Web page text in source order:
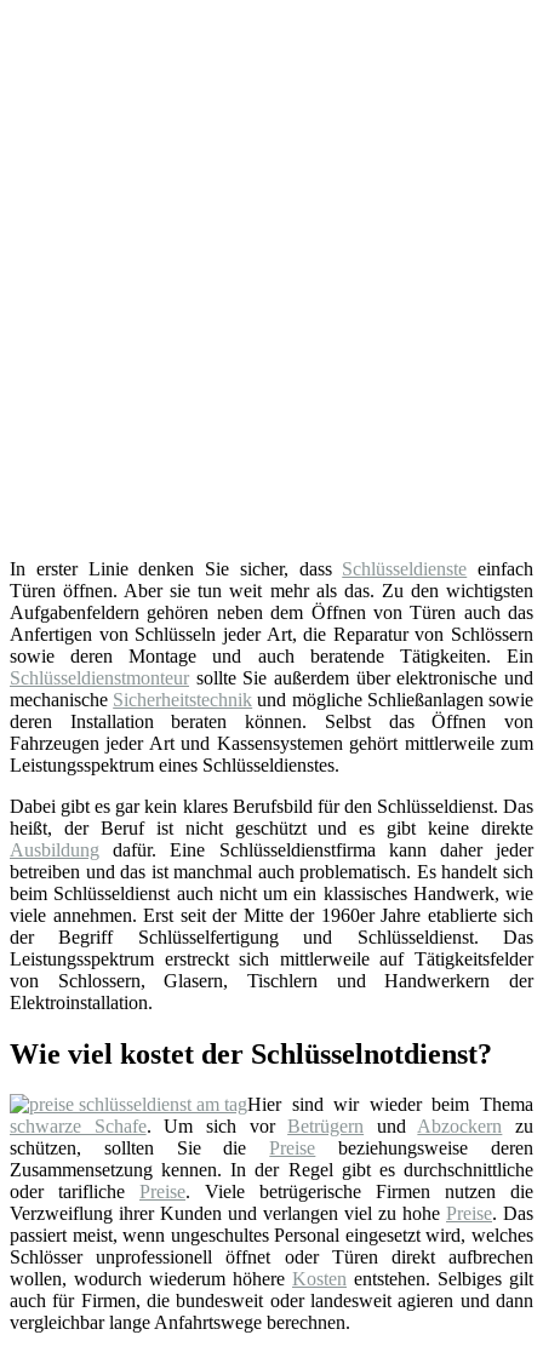
In erster Linie denken Sie sicher, dass Schlüsseldienste einfach
Türen öffnen. Aber sie tun weit mehr als das. Zu den wichtigsten
Aufgabenfeldern gehören neben dem Öffnen von Türen auch das
Anfertigen von Schlüsseln jeder Art, die Reparatur von Schlössern
sowie deren Montage und auch beratende Tätigkeiten. Ein
Schlüsseldienstmonteur sollte Sie außerdem über elektronische und
mechanische Sicherheitstechnik und mögliche Schließanlagen sowie
deren Installation beraten können. Selbst das Öffnen von
Fahrzeugen jeder Art und Kassensystemen gehört mittlerweile zum
Leistungsspektrum eines Schlüsseldienstes.
Dabei gibt es gar kein klares Berufsbild für den Schlüsseldienst. Das
heißt, der Beruf ist nicht geschützt und es gibt keine direkte
Ausbildung dafür. Eine Schlüsseldienstfirma kann daher jeder
betreiben und das ist manchmal auch problematisch. Es handelt sich
beim Schlüsseldienst auch nicht um ein klassisches Handwerk, wie
viele annehmen. Erst seit der Mitte der 1960er Jahre etablierte sich
der Begriff Schlüsselfertigung und Schlüsseldienst. Das
Leistungsspektrum erstreckt sich mittlerweile auf Tätigkeitsfelder
von Schlossern, Glasern, Tischlern und Handwerkern der
Elektroinstallation.
Wie viel kostet der Schlüsselnotdienst?
Hier sind wir wieder beim Thema
schwarze Schafe. Um sich vorBetrügern undAbzockern zu
schützen, sollten Sie diePreise beziehungsweise deren
Zusammensetzung kennen. In der Regel gibt es durchschnittliche
oder tarifliche Preise. Viele betrügerische Firmen nutzen die
Verzweiflung ihrer Kunden und verlangen viel zu hohe Preise. Das
passiert meist, wenn ungeschultes Personal eingesetzt wird, welches
Schlösser unprofessionell öffnet oder Türen direkt aufbrechen
wollen, wodurch wiederum höhere Kosten entstehen. Selbiges gilt
auch für Firmen, die bundesweit oder landesweit agieren und dann
vergleichbar lange Anfahrtswege berechnen.